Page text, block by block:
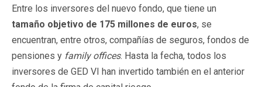
Entre los inversores del nuevo fondo, que tiene un
tamaño objetivo de 175 millones de euros, se
encuentran, entre otros, compañías de seguros, fondos de
pensiones y family offices. Hasta la fecha, todos los
inversores de GED VI han invertido también en el anterior